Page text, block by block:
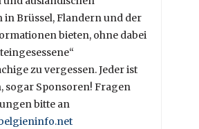
Brüssel, Flandern und der
bieten, ohne dabei
zu vergessen. Jeder ist
sogar Sponsoren! Fragen
bitte an